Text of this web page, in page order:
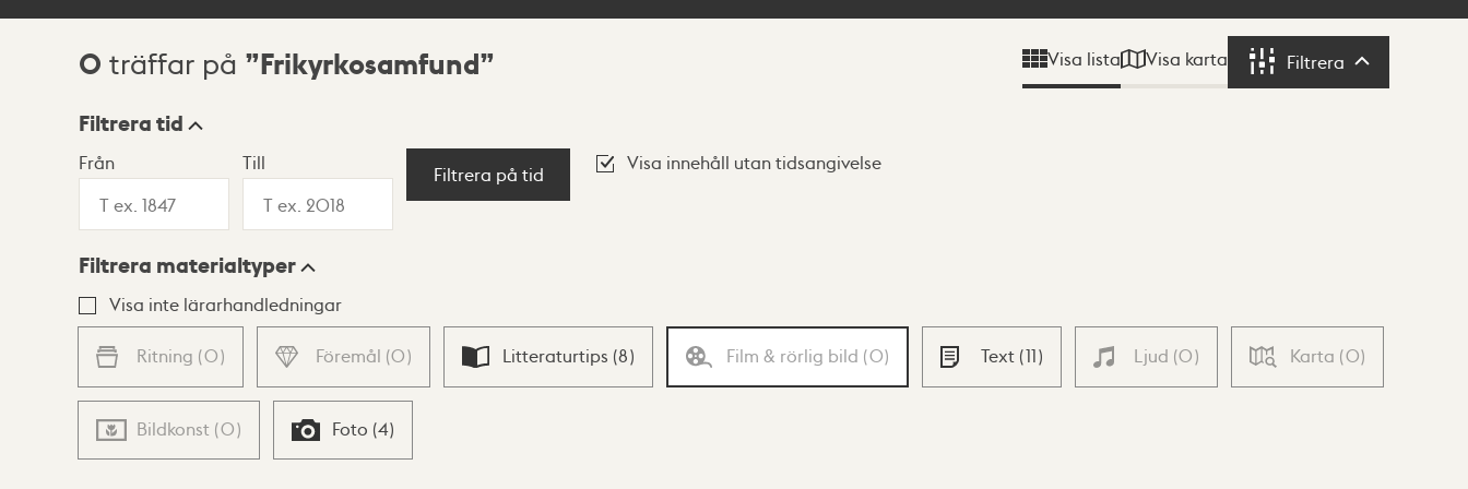
Sökresultat
0 träffar på Frikyrkosamfund Visa lista Visa karta Filtrera Filtrera
Visningsläge
Lista Karta
Filtrera tid
Från Till
Filtrera på tid
Visa innehåll utan tidsangivelse
Filtrera materialtyper
Visa inte lärarhandledningar
Ritning (0) Föremål (0) Litteraturtips (8) Film & rörlig bild (0) Text (11) Ljud (0) Karta (0)
Bildkonst (0) Foto (4)